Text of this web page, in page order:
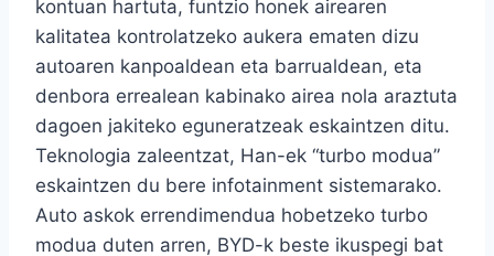
kontuan hartuta, funtzio honek airearen
kalitatea kontrolatzeko aukera ematen dizu
autoaren kanpoaldean eta barrualdean, eta
denbora errealean kabinako airea nola araztuta
dagoen jakiteko eguneratzeak eskaintzen ditu.
Teknologia zaleentzat, Han-ek “turbo modua”
eskaintzen du bere infotainment sistemarako.
Auto askok errendimendua hobetzeko turbo
modua duten arren, BYD-k beste ikuspegi bat